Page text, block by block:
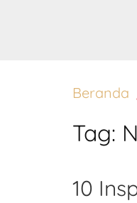
Beranda
Tag:
10